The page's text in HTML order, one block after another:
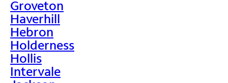
Groveton
Haverhill
Hebron
Holderness
Hollis
Intervale